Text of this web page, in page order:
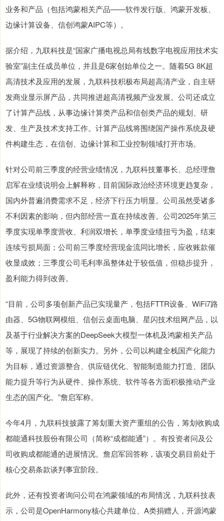
业务和产品（包括鸿蒙相关产品——软件发行版、鸿蒙开发板、
边缘计算设备、信创鸿蒙AIPC等）。
据介绍，九联科技是“国家广播电视总局有线数字电视应用技术实
验室”副主任成员单位，并且是6家创始单位之一。随着5G 8K超
高清技术及应用的发展，九联科技积极布局超高清产业，自主研
发商业显示屏产品，共同推进超高清视频产业发展。公司还成立
了计算产品线，从事边缘计算类产品和信创类产品的规划、研
发、生产及技术支持工作。计算产品线将围绕国产操作系统及硬
件构建生态，在信创、边缘计算和工业控制领域打开市场。
针对公司前三季度的经营业绩情况，九联科技董事长、总经理詹
启军在业绩说明会上解释称，目前国际政治经济环境更趋复杂，
国内外普遍消费需求不足，经济下行压力明显。公司虽然受诸多
不利因素的影响，但内部经营一直在持续改善。公司2025年第三
季度实现单季度营收、利润双增长，单季度业绩扭亏为盈，结束
连续亏损局面；公司前三季度经营现金流同比增长，应收账款催
收显成效；三季度公司毛利率虽整体处于较低值，但稳步提升，
盈利能力得到改善。
“目前，公司多项创新产品已实现量产，包括FTTR设备、WiFi7路
由器、5G物联网模组、信创云桌面电脑、星闪技术组网产品，以
及基于行业解决方案的DeepSeek大模型一体机及鸿蒙相关产品
等，展现了持续的创新实力。另外，公司以构建全栈国产化能力
为目标，通过资源整合、供应链优化、智能制造能力打造、团队
能力提升等行为从硬件、操作系统、软件等各方面积极推动产业
生态的国产化。”詹启军称。
今年4月，九联科技披露了筹划重大资产重组的公告，筹划收购成
都能通科技股份有限公司（简称“成都能通”）。有投资者问及公
司收购成都能通的进展情况。詹启军回答称，该项交易目前处于
核心交易条款谈判事宜阶段。
此外，还有投资者询问公司在鸿蒙领域的布局情况，九联科技表
示，公司是OpenHarmony核心共建单位、A类捐赠人，开源鸿蒙